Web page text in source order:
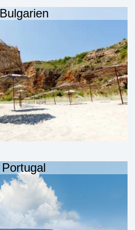
Bulgarien
Portugal